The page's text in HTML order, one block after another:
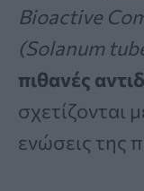
Bioactive
(Solanum
πιθανές
σχετίζονται
ενώσεις της